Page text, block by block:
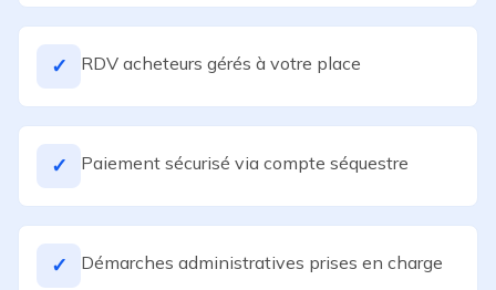
✓ RDV acheteurs gérés à votre place
✓ Paiement sécurisé via compte séquestre
✓ Démarches administratives prises en charge